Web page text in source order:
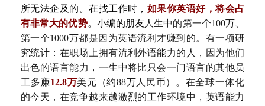
所无法企及的 。在找工作时 ， 如果你英语好，将会占
有非常大的优势。 小编的朋友人生中的第一个100万、
第一个1000万都是因为英语流利 才赚到的。 有一项研
究统计： 在职场上拥有流利外语能力的人，因为他们
出色的语言能力， 一生中将比只会一门语言的其他员
工多赚12.8万美元（约88万人民币） 。 在全球一体化
的今天 ，在竞争越来越激烈的工作环境中， 英语能力